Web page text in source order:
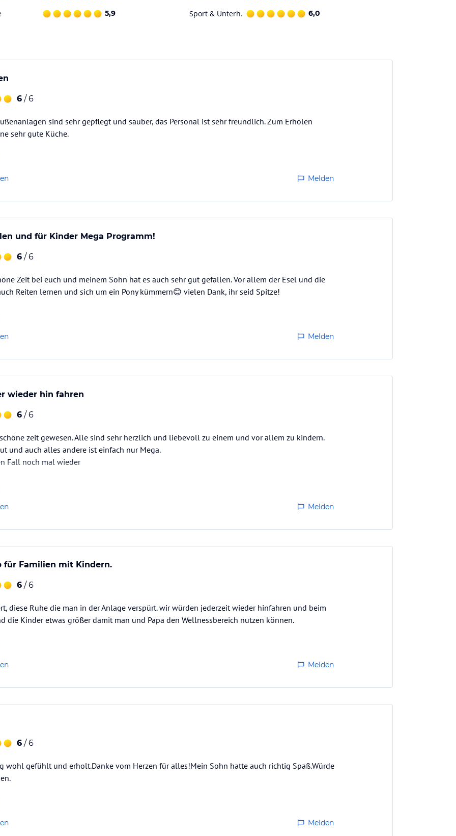
Alle Angaben ohne
die verbindlichen
5,9 Sport & Unterh. 6,0
6 / 6
sind sehr gepflegt und sauber, das Personal ist sehr freundlich. Zum Erholen
sehr gute Küche.
Melden
und für Kinder Mega Programm!
6 / 6
Zeit bei euch und meinem Sohn hat es auch sehr gut gefallen. Vor allem der Esel und die
Reiten lernen und sich um ein Pony kümmern😊 vielen Dank, ihr seid Spitze!
Melden
wieder hin fahren
6 / 6
zeit gewesen. Alle sind sehr herzlich und liebevoll zu einem und vor allem zu kindern.
und auch alles andere ist einfach nur Mega.
Fall noch mal wieder
Melden
für Familien mit Kindern.
6 / 6
diese Ruhe die man in der Anlage verspürt. wir würden jederzeit wieder hinfahren und beim
die Kinder etwas größer damit man und Papa den Wellnessbereich nutzen können.
Melden
6 / 6
wohl gefühlt und erholt.Danke vom Herzen für alles!Mein Sohn hatte auch richtig Spaß.Würde
Melden